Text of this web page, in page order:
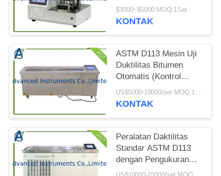
0,1 ℃ untuk Pengujian
Bitumen Menggunakan
Secara Bersamaan
$3000~$5000 MOQ:1Set
KONTAK
ASTM D113 Mesin Uji
Duktilitas Bitumen
Otomatis (Kontrol
Industri) untuk Teknik
Jalan Raya
US$5000-10000/set MOQ:1 Set
KONTAK
Peralatan Daktilitas
Standar ASTM D113
dengan Pengukuran
Gaya untuk Pengujian